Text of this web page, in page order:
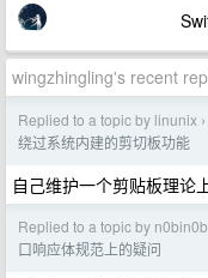
wingzhingling's recent
Replied to a topic by linunix ›
绕过系统内建的剪切板功能
自己维护一个剪贴板理论
Replied to a topic by
口响应体规范上的疑问